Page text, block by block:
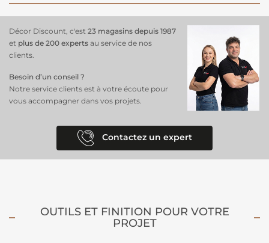
Décor Discount, c'est 23 magasins depuis 1987
et plus de 200 experts au service de nos
clients.
Besoin d’un conseil ?
Notre service clients est à votre écoute pour
vous accompagner dans vos projets.
Contactez un expert
OUTILS ET FINITION POUR VOTRE
PROJET